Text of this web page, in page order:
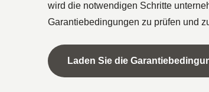
wird die notwendigen Schritte
Garantiebedingungen zu prüfen und
Laden Sie die